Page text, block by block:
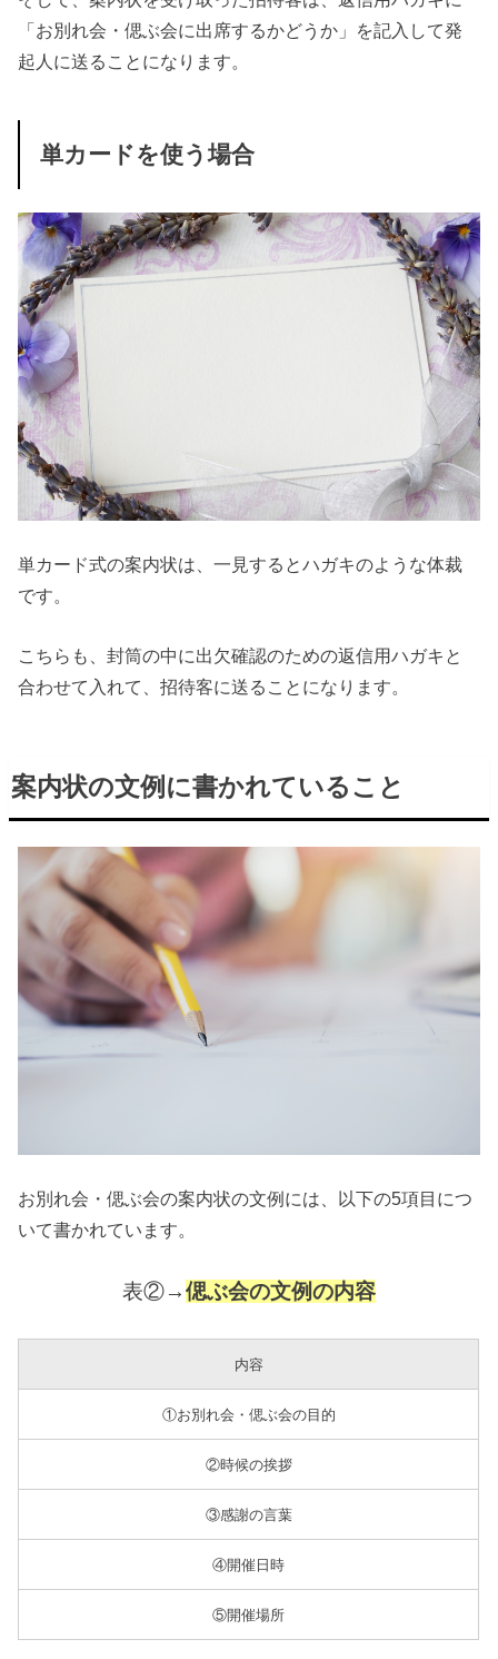
「お別れ会・偲ぶ会に出席するかどうか」を記入して発
起人に送ることになります。
単カードを使う場合
単カード式の案内状は、一見するとハガキのような体裁
です。
こちらも、封筒の中に出欠確認のための返信用ハガキと
合わせて入れて、招待客に送ることになります。
案内状の文例に書かれていること
お別れ会・偲ぶ会の案内状の文例には、以下の5項目につ
いて書かれています。
表②→偲ぶ会の文例の内容
内容
①お別れ会・偲ぶ会の目的
②時候の挨拶
③感謝の言葉
④開催日時
⑤開催場所